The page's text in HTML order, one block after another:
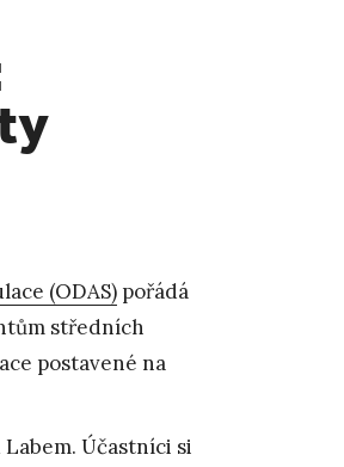
(ODAS) pořádá
středních
postavené na
Labem. Účastníci si